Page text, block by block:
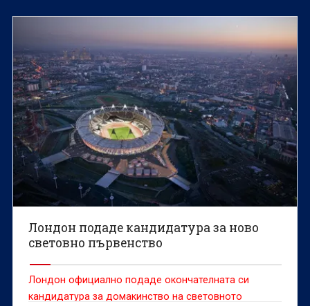
Лондон подаде кандидатура за ново
световно първенство
Лондон официално подаде окончателната си
кандидатура за домакинство на световното